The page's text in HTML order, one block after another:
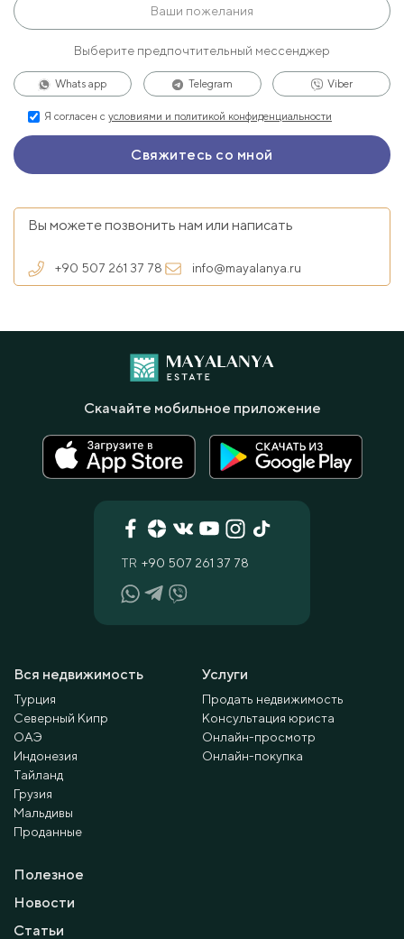
Выберите предпочтительный мессенджер
Whats app Telegram Viber
Я согласен с условиями и политикой конфиденциальности
Вы можете позвонить нам или написать
+90 507 261 37 78 info@mayalanya.ru
Вся недвижимость
Турция
Северный Кипр
ОАЭ
Индонезия
Тайланд
Грузия
Мальдивы
Проданные
Услуги
Продать недвижимость
Консультация юриста
Онлайн-просмотр
Онлайн-покупка
Полезное
Новости
Статьи
TR +90 507 261 37 78
Скачайте мобильное приложение